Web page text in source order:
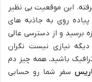
این موقعیت بی نظیر
روی به جاذبه های
برسید و از دسترسی عالی
نیازی نیست نگران
باشید، همه چیز دم
سفر شما رو حسابی